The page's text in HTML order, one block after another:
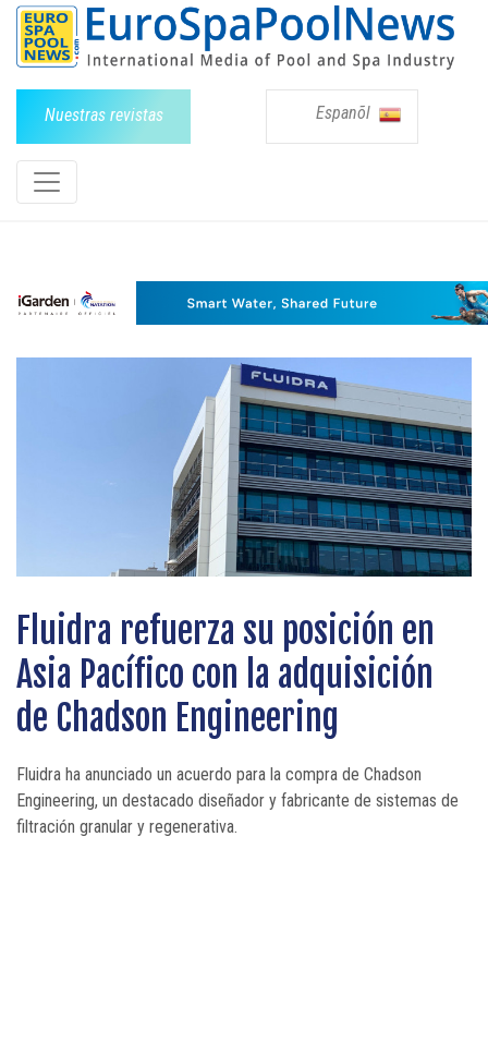
Nuestras revistas Espanõl
Fluidra refuerza su posición en
Asia Pacífico con la adquisición
de Chadson Engineering
Fluidra ha anunciado un acuerdo para la compra de Chadson
Engineering, un destacado diseñador y fabricante de sistemas de
filtración granular y regenerativa.
Novedades y momentos intensos
en Piscine Global 2024
Entrevista de Naty López, COO de
BWT Pool Division, y Carlos
Muñoz, nuevo director general de
BWT Pool Products